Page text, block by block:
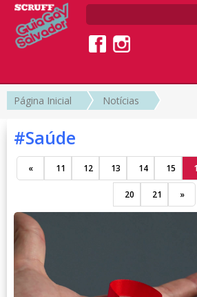
Página Inicial Notícias
#Saúde
« 11 12 13 14 15
20 21 »